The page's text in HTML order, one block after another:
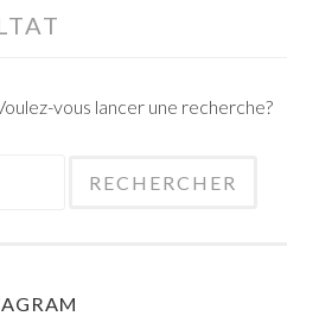
vous lancer une recherche?